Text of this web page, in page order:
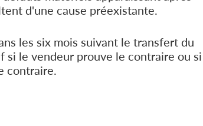
d'une cause préexistante.
les six mois suivant le transfert du
si le vendeur prouve le contraire ou si
contraire.